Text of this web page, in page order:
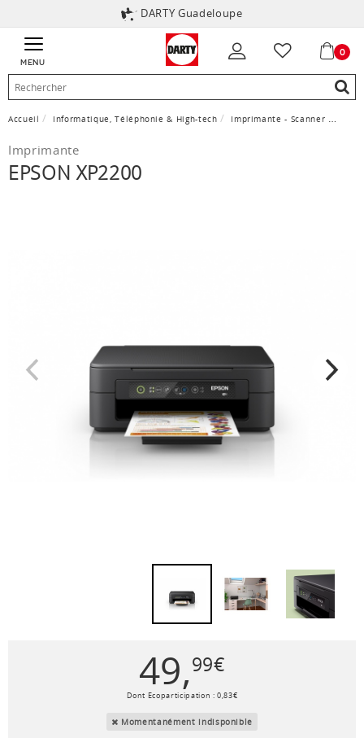
DARTY Guadeloupe
MENU
0
Accueil Informatique, Téléphonie & High-tech Imprimante - Scanner
Imprimante
EPSON XP2200
49,99€
Dont Ecoparticipation :0,83€
Momentanément indisponible